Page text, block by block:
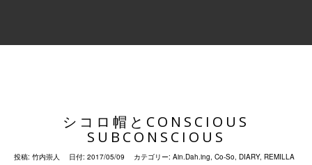
シコロ帽とCONSCIOUS
SUBCONSCIOUS
投稿: 竹内崇人 日付: 2017/05/09 カテゴリー: Ain.Dah.ing, Co-So, DIARY, REMILLA